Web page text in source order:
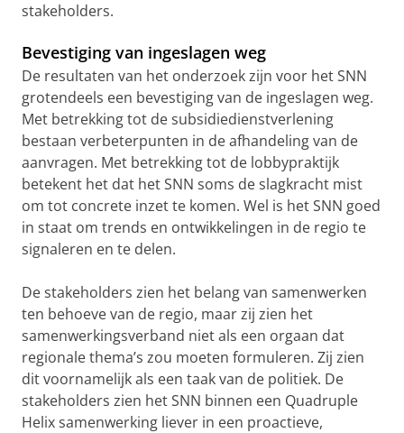
stakeholders.
Bevestiging van ingeslagen weg
De resultaten van het onderzoek zijn voor het SNN
grotendeels een bevestiging van de ingeslagen weg.
Met betrekking tot de subsidiedienstverlening
bestaan verbeterpunten in de afhandeling van de
aanvragen. Met betrekking tot de lobbypraktijk
betekent het dat het SNN soms de slagkracht mist
om tot concrete inzet te komen. Wel is het SNN goed
in staat om trends en ontwikkelingen in de regio te
signaleren en te delen.
De stakeholders zien het belang van samenwerken
ten behoeve van de regio, maar zij zien het
samenwerkingsverband niet als een orgaan dat
regionale thema’s zou moeten formuleren. Zij zien
dit voornamelijk als een taak van de politiek. De
stakeholders zien het SNN binnen een Quadruple
Helix samenwerking liever in een proactieve,